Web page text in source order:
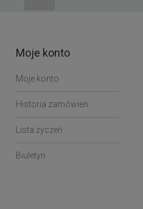
Moje konto
Moje konto
Historia zamówień
Lista życzeń
Biuletyn